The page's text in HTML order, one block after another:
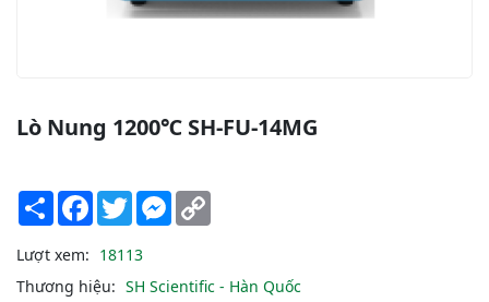
Lò Nung 1200℃ SH-FU-14MG
Share Facebook
TwitterMessenger
Lượt xem: 18113
Thương hiệu: SH Scientific - Hàn Quốc